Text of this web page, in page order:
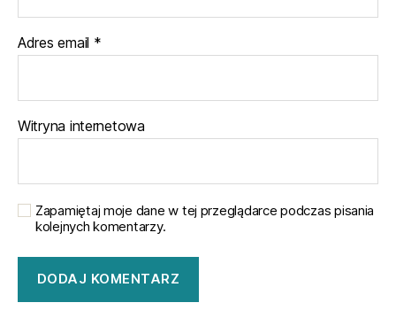
Adres email *
Witryna internetowa
Zapamiętaj moje dane w tej przeglądarce podczas pisania
kolejnych komentarzy.